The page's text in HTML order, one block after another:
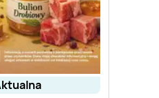
aktualna